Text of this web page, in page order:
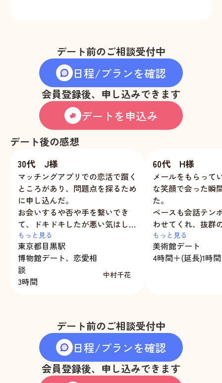
デート前のご相談受付中
日程/プランを確認
会員登録後、申し込みできます
デートを申込み
デート後の感想
30代 J様
マッチングアプリでの恋活で躓く
ところがあり、問題点を探るため
に申し込んだ。
お会いするや否や手を繋いでき
て、ドキドキしたが悪い気はしな
かった。
すごく話が弾んで、会話のキャッ
チボールの練習になった。
また、自分の特性に合わせて作戦
を立ててくださったり、メモを残
事前・事後のメッセージのやり取
りも手厚くて、気分を盛り上げて
くれた。
もっと見る
東京都目黒駅
博物館デート、恋愛相
談
3時間
中村千花
60代 H様
メールをもらって
な笑顔で会った瞬
た。
ペースも会話テン
わせてくれ、抜群
距離感で楽しくす
ました。
新しい情報も教え
よろしくお願いし
もっと見る
美術館デート
4時間＋(延長)1時間
デート前のご相談受付中
日程/プランを確認
会員登録後、申し込みできます